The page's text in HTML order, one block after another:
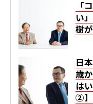
「
い
樹
日
歳
は
②】